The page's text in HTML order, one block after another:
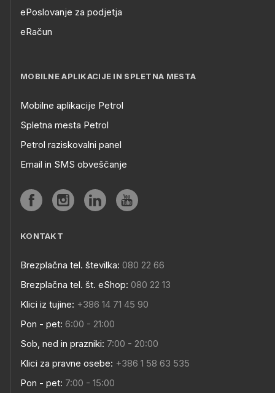
ePoslovanje za podjetja
eRačun
MOBILNE APLIKACIJE IN SPLETNA MESTA
Mobilne aplikacije Petrol
Spletna mesta Petrol
Petrol raziskovalni panel
Email in SMS obveščanje
KONTAKT
Brezplačna tel. številka: 080 22 66
Brezplačna tel. št. eShop: 080 22 13
Klici iz tujine: +386 14 71 45 90
Pon - pet: 6:00 - 21:00
Sob, ned in prazniki: 7:00 - 20:00
Klici za pravne osebe: +386 1 58 63 535
Pon - pet: 7:00 - 15:00